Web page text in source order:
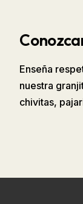
Enseña
nuestra
chivitas,